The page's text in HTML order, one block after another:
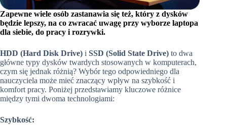
Zapewne wiele osób zastanawia się też, który z dysków
będzie lepszy, na co zwracać uwagę przy wyborze laptopa
dla siebie, do pracy i rozrywki.
HDD (Hard Disk Drive) i SSD (Solid State Drive) to dwa
główne typy dysków twardych stosowanych w komputerach,
czym się jednak różnią? Wybór tego odpowiedniego dla
nauczyciela może mieć znaczący wpływ na szybkość i
komfort pracy. Poniżej przedstawiamy kluczowe różnice
między tymi dwoma technologiami:
Szybkość: